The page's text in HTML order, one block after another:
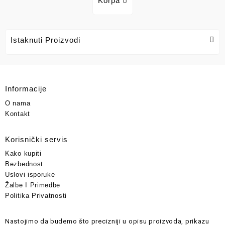
Istaknuti Proizvodi
Informacije
O nama
Kontakt
Korisnički servis
Kako kupiti
Bezbednost
Uslovi isporuke
Žalbe I Primedbe
Politika Privatnosti
Nastojimo da budemo što precizniji u opisu proizvoda, prikazu